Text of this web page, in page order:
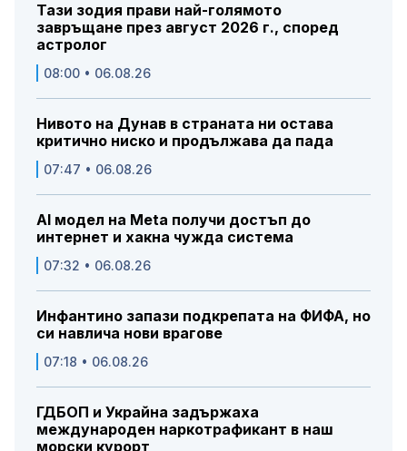
Тази зодия прави най-голямото
завръщане през август 2026 г., според
астролог
08:00 • 06.08.26
Нивото на Дунав в страната ни остава
критично ниско и продължава да пада
07:47 • 06.08.26
AI модел на Meta получи достъп до
интернет и хакна чужда система
07:32 • 06.08.26
Инфантино запази подкрепата на ФИФА, но
си навлича нови врагове
07:18 • 06.08.26
ГДБОП и Украйна задържаха
международен наркотрафикант в наш
морски курорт